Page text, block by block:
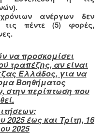
ανέργων δεν
τις πέντε (5) φορές,
να προσκομίσει
τραπέζης, αν είναι
Ελλάδος, για να
Βοηθήματος
στην περίπτωση που
2025 έως και Τρίτη, 16
2025